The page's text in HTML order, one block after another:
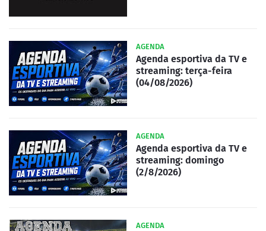
AGENDA
Agenda esportiva da TV e
streaming: terça-feira
(04/08/2026)
AGENDA
Agenda esportiva da TV e
streaming: domingo
(2/8/2026)
AGENDA